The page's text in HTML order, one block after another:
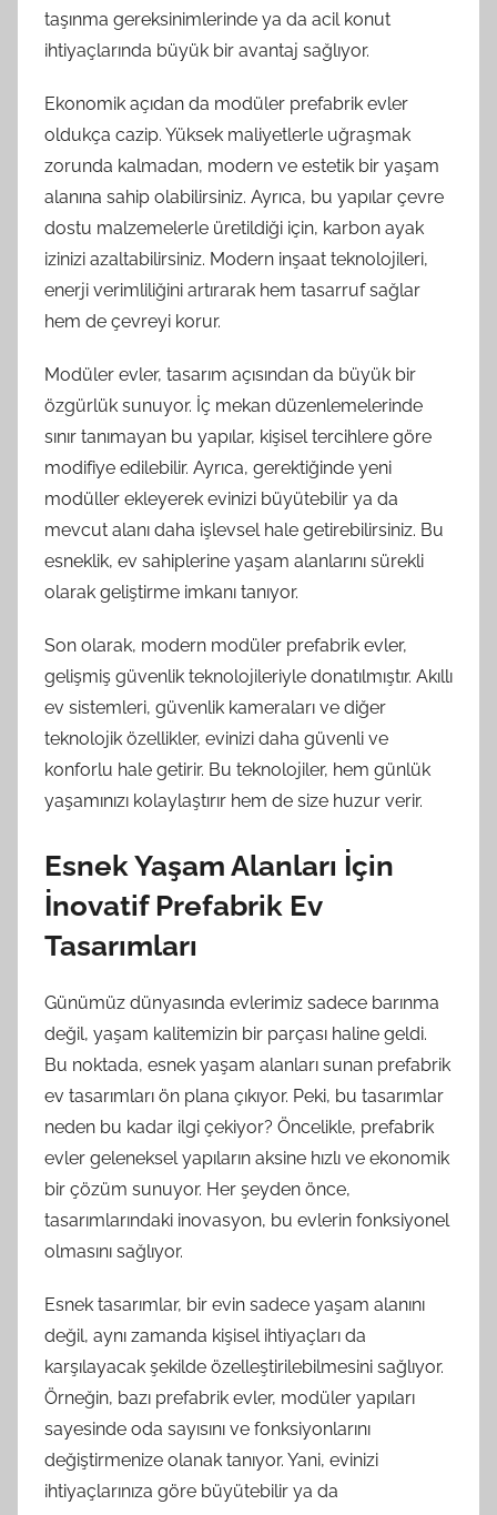
taşınma gereksinimlerinde ya da acil konut
ihtiyaçlarında büyük bir avantaj sağlıyor.
Ekonomik açıdan da modüler prefabrik evler
oldukça cazip. Yüksek maliyetlerle uğraşmak
zorunda kalmadan, modern ve estetik bir yaşam
alanına sahip olabilirsiniz. Ayrıca, bu yapılar çevre
dostu malzemelerle üretildiği için, karbon ayak
izinizi azaltabilirsiniz. Modern inşaat teknolojileri,
enerji verimliliğini artırarak hem tasarruf sağlar
hem de çevreyi korur.
Modüler evler, tasarım açısından da büyük bir
özgürlük sunuyor. İç mekan düzenlemelerinde
sınır tanımayan bu yapılar, kişisel tercihlere göre
modifiye edilebilir. Ayrıca, gerektiğinde yeni
modüller ekleyerek evinizi büyütebilir ya da
mevcut alanı daha işlevsel hale getirebilirsiniz. Bu
esneklik, ev sahiplerine yaşam alanlarını sürekli
olarak geliştirme imkanı tanıyor.
Son olarak, modern modüler prefabrik evler,
gelişmiş güvenlik teknolojileriyle donatılmıştır. Akıllı
ev sistemleri, güvenlik kameraları ve diğer
teknolojik özellikler, evinizi daha güvenli ve
konforlu hale getirir. Bu teknolojiler, hem günlük
yaşamınızı kolaylaştırır hem de size huzur verir.
Esnek Yaşam Alanları İçin
İnovatif Prefabrik Ev
Tasarımları
Günümüz dünyasında evlerimiz sadece barınma
değil, yaşam kalitemizin bir parçası haline geldi.
Bu noktada, esnek yaşam alanları sunan prefabrik
ev tasarımları ön plana çıkıyor. Peki, bu tasarımlar
neden bu kadar ilgi çekiyor? Öncelikle, prefabrik
evler geleneksel yapıların aksine hızlı ve ekonomik
bir çözüm sunuyor. Her şeyden önce,
tasarımlarındaki inovasyon, bu evlerin fonksiyonel
olmasını sağlıyor.
Esnek tasarımlar, bir evin sadece yaşam alanını
değil, aynı zamanda kişisel ihtiyaçları da
karşılayacak şekilde özelleştirilebilmesini sağlıyor.
Örneğin, bazı prefabrik evler, modüler yapıları
sayesinde oda sayısını ve fonksiyonlarını
değiştirmenize olanak tanıyor. Yani, evinizi
ihtiyaçlarınıza göre büyütebilir ya da